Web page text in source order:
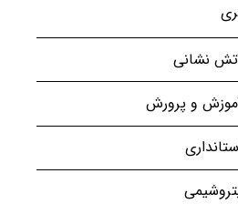
نشانی
و پرورش